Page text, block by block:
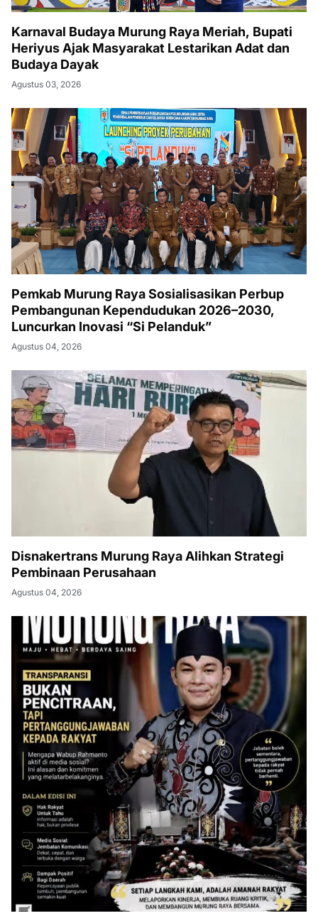
Karnaval Budaya Murung Raya Meriah, Bupati
Heriyus Ajak Masyarakat Lestarikan Adat dan
Budaya Dayak
Agustus 03, 2026
Pemkab Murung Raya Sosialisasikan Perbup
Pembangunan Kependudukan 2026–2030,
Luncurkan Inovasi “Si Pelanduk”
Agustus 04, 2026
Disnakertrans Murung Raya Alihkan Strategi
Pembinaan Perusahaan
Agustus 04, 2026